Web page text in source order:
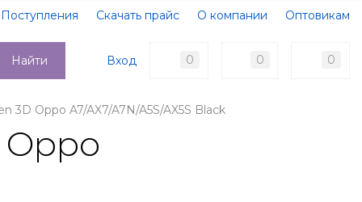
Поступления Скачать прайс О компании
Оптовикам
Доставка
Контакты
Вход 0 0 0
Найти
3D Oppo A7/AX7/A7N/A5S/AX5S Black